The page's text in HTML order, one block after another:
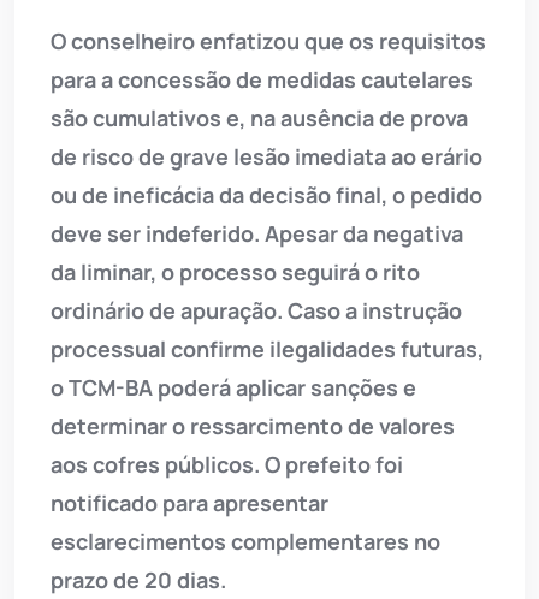
O conselheiro enfatizou que os requisitos
para a concessão de medidas cautelares
são cumulativos e, na ausência de prova
de risco de grave lesão imediata ao erário
ou de ineficácia da decisão final, o pedido
deve ser indeferido. Apesar da negativa
da liminar, o processo seguirá o rito
ordinário de apuração. Caso a instrução
processual confirme ilegalidades futuras,
o TCM-BA poderá aplicar sanções e
determinar o ressarcimento de valores
aos cofres públicos. O prefeito foi
notificado para apresentar
esclarecimentos complementares no
prazo de 20 dias.